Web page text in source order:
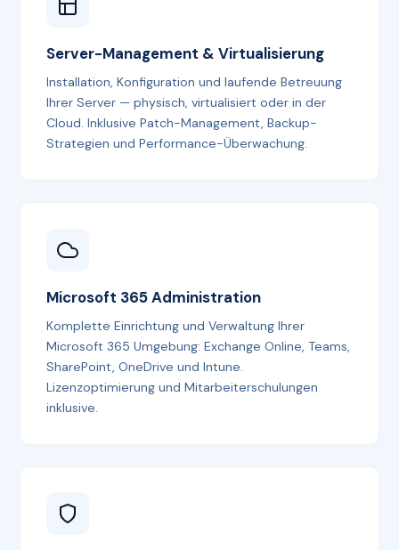
Server-Management & Virtualisierung
Installation, Konfiguration und laufende Betreuung
Ihrer Server — physisch, virtualisiert oder in der
Cloud. Inklusive Patch-Management, Backup-
Strategien und Performance-Überwachung.
Microsoft 365 Administration
Komplette Einrichtung und Verwaltung Ihrer
Microsoft 365 Umgebung: Exchange Online, Teams,
SharePoint, OneDrive und Intune.
Lizenzoptimierung und Mitarbeiterschulungen
inklusive.